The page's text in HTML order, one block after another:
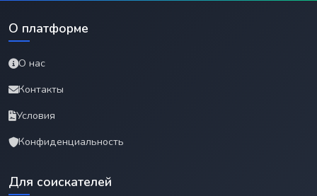
О платформе
О нас
Контакты
Условия
Конфиденциальность
Для соискателей